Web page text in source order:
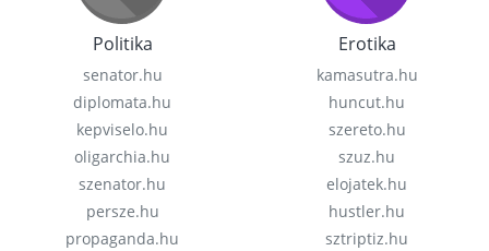
Politika
senator.hu
diplomata.hu
kepviselo.hu
oligarchia.hu
szenator.hu
persze.hu
propaganda.hu
Erotika
kamasutra.hu
huncut.hu
szereto.hu
szuz.hu
elojatek.hu
hustler.hu
sztriptiz.hu